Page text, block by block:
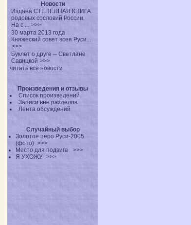
Новости
Издана СТЕПЕННАЯ КНИГА
родовых сословий России.
На с.... >>>
30 марта 2013 года
Княжеский совет всея Руси...
>>>
Буклет о друге -- Светлане
Савицкой >>>
читать все новости
Произведения и отзывы
Список произведений
Записи вне разделов
Лента обсуждений
Случайный выбор
Золотое перо Руси-2005
(фото) >>>
Место для подвига >>>
Я УХОЖУ >>>